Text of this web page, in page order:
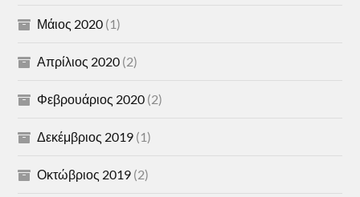
Μάιος 2020 (1)
Απρίλιος 2020 (2)
Φεβρουάριος 2020 (2)
Δεκέμβριος 2019 (1)
Οκτώβριος 2019 (2)